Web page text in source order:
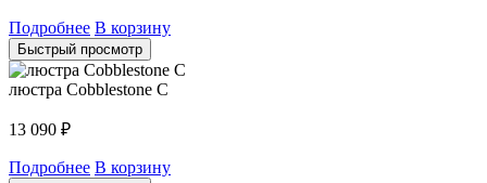
Подробнее В корзину
Быстрый просмотр
люстра Cobblestone C
13 090 ₽
Подробнее В корзину